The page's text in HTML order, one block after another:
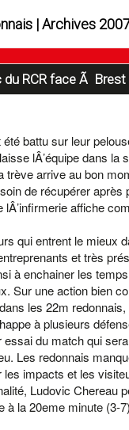
| Archives
RCR face Ã Brest
battu sur leur
lÂ’équipe dans la
trève arrive au bon
de récupérer après
lÂ’infirmerie affiche
qui entrent le mieux
et très
à enchainer les
Sur une action bien
les 22m
à plusieurs
du match qui
Les redonnais
les impacts et les
Ludovic Chereau
à la 20eme minute (3-